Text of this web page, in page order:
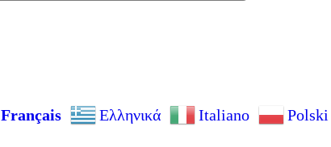
Français Ελληνικά Italiano Polski